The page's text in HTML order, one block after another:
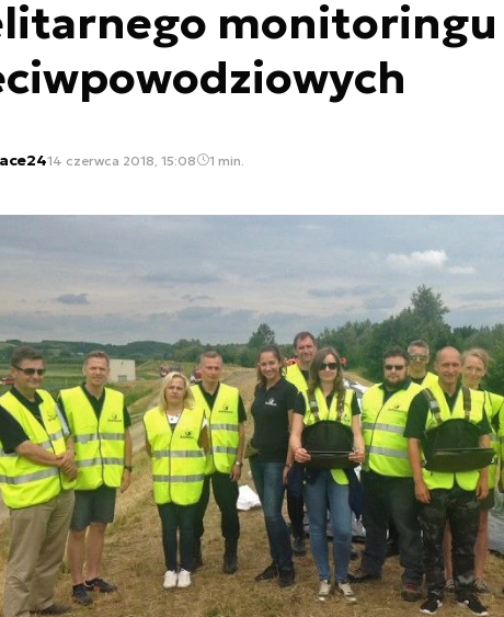
monitoringu
14 czerwca 2018, 15:08 1 min.